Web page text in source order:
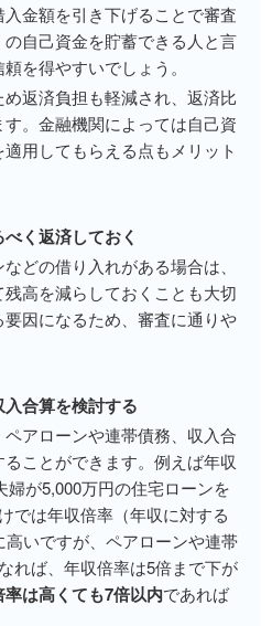
金額を引き下げることで審査
自己資金を貯蓄できる人と言
を得やすいでしょう。
返済負担も軽減され、返済比
。金融機関によっては自己資
用してもらえる点もメリット
く返済しておく
どの借り入れがある場合は、
高を減らしておくことも大切
因になるため、審査に通りや
入合算を検討する
アローンや連帯債務、収入合
ことができます。例えば年収
婦が5,000万円の住宅ローンを
では年収倍率（年収に対する
いですが、ペアローンや連帯
れば、年収倍率は5倍まで下が
率は高くても7倍以内であれば